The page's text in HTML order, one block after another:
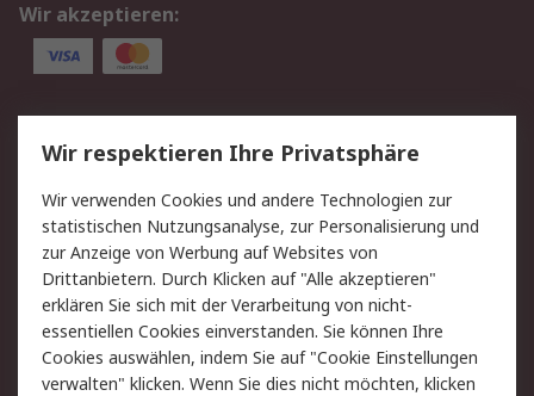
Wir akzeptieren:
Service
Value Added Services
Lieferlösungen
Rücksendungen
Kontakt
Hilfe
Privatkunden
Rechtliches
AGB
Datenschutz
Cookie-Richtlinie
Zahlungsbedingungen
Wir respektieren Ihre Privatsphäre
Wir verwenden Cookies und andere Technologien zur
statistischen Nutzungsanalyse, zur Personalisierung und
zur Anzeige von Werbung auf Websites von
Drittanbietern. Durch Klicken auf "Alle akzeptieren"
erklären Sie sich mit der Verarbeitung von nicht-
essentiellen Cookies einverstanden. Sie können Ihre
Cookies auswählen, indem Sie auf "Cookie Einstellungen
verwalten" klicken. Wenn Sie dies nicht möchten, klicken